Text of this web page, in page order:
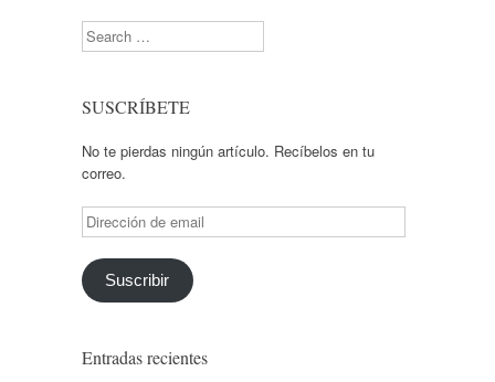
Search
SUSCRÍBETE
No te pierdas ningún artículo. Recíbelos en tu
correo.
Dirección
de
email
Suscribir
Entradas recientes